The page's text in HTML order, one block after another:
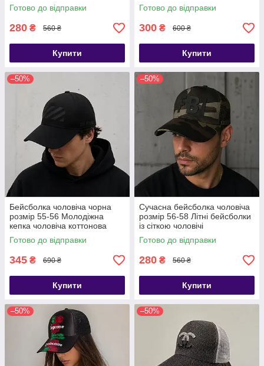
Готово до відправки
280 ₴ 560 ₴
Купити
Готово до відправки
300 ₴ 600 ₴
Купити
–50%
Бейсболка чоловіча чорна
розмір 55-56 Молодіжна
кепка чоловіча коттонова
Готово до відправки
345 ₴ 690 ₴
Купити
–50%
Сучасна бейсболка чоловіча
розмір 56-58 Літні бейсболки
із сіткою чоловічі
Готово до відправки
280 ₴ 560 ₴
Купити
–50% –50%